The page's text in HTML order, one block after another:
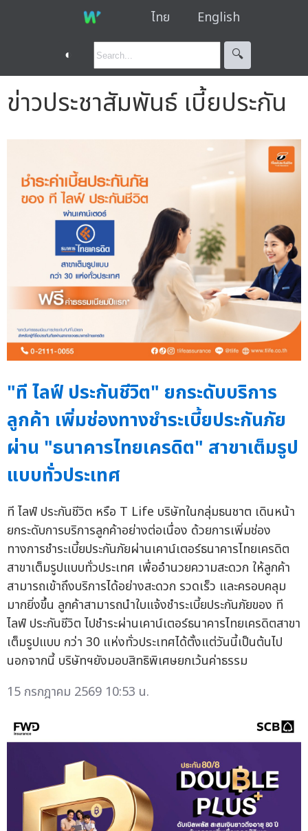
ไทย English
◐ 🔍︎
ข่าวประชาสัมพันธ์ เบี้ยประกัน
"ที ไลฟ์ ประกันชีวิต" ยกระดับบริการ
ลูกค้า เพิ่มช่องทางชำระเบี้ยประกันภัย
ผ่าน "ธนาคารไทยเครดิต" สาขาเต็มรูป
แบบทั่วประเทศ
ที ไลฟ์ ประกันชีวิต หรือ T Life บริษัทในกลุ่มธนชาต เดินหน้า
ยกระดับการบริการลูกค้าอย่างต่อเนื่อง ด้วยการเพิ่มช่อง
ทางการชำระเบี้ยประกันภัยผ่านเคาน์เตอร์ธนาคารไทยเครดิต
สาขาเต็มรูปแบบทั่วประเทศ เพื่ออำนวยความสะดวก ให้ลูกค้า
สามารถเข้าถึงบริการได้อย่างสะดวก รวดเร็ว และครอบคลุม
มากยิ่งขึ้น ลูกค้าสามารถนำใบแจ้งชำระเบี้ยประกันภัยของ ที
ไลฟ์ ประกันชีวิต ไปชำระผ่านเคาน์เตอร์ธนาคารไทยเครดิตสาขา
เต็มรูปแบบ กว่า 30 แห่งทั่วประเทศได้ตั้งแต่วันนี้เป็นต้นไป
นอกจากนี้ บริษัทฯยังมอบสิทธิพิเศษยกเว้นค่าธรรม
15 กรกฎาคม 2569 10:53 น.